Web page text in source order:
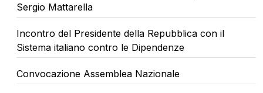
Sergio Mattarella
Incontro del Presidente della Repubblica con il
Sistema italiano contro le Dipendenze
Convocazione Assemblea Nazionale